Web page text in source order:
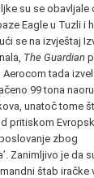
su se obavljale
Eagle u Tuzli i
se na izvještaj
The Guardian
tada
99 tona
unatoč tome
pritiskom
zbog
Zanimljivo je da
štab iračke